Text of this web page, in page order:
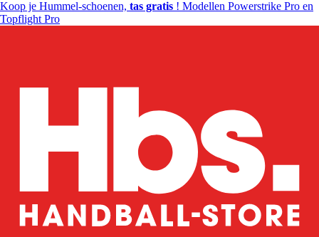
Koop je Hummel-schoenen, tas gratis ! Modellen Powerstrike Pro en
Topflight Pro